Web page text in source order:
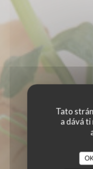
Tato
a dává ti